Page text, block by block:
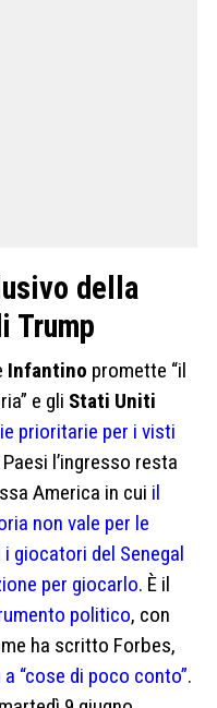
della
Trump
Infantino promette “il
e gli Stati Uniti
prioritarie per i visti
l’ingresso resta
America in cui il
non vale per le
i giocatori del Senegal
per giocarlo. È il
politico, con
ha scritto Forbes,
“cose di poco conto”.